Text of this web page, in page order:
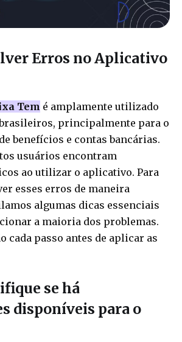
Erros no Aplicativo
Tem é amplamente utilizado
principalmente para o
benefícios e contas bancárias.
usuários encontram
ao utilizar o aplicativo. Para
esses erros de maneira
algumas dicas essenciais
a maioria dos problemas.
cada passo antes de aplicar as
se há
disponíveis para o